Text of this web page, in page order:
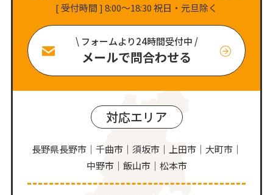
[ 受付時間 ] 8:00〜18:30 祝日・元旦除く
\ フォームより24時間受付中 /
メールで問合わせる
対応エリア
長野県長野市｜千曲市｜須坂市｜上田市｜大町市｜
中野市｜飯山市｜松本市